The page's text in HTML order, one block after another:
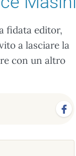
fidata editor,
a lasciare la
con un altro